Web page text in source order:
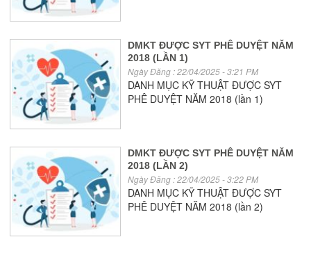
DMKT ĐƯỢC SYT PHÊ DUYỆT NĂM
2018 (LẦN 1)
Ngày Đăng : 22/04/2025 - 3:21 PM
DANH MỤC KỸ THUẬT ĐƯỢC SYT
PHÊ DUYỆT NĂM 2018 (lần 1)
DMKT ĐƯỢC SYT PHÊ DUYỆT NĂM
2018 (LẦN 2)
Ngày Đăng : 22/04/2025 - 3:22 PM
DANH MỤC KỸ THUẬT ĐƯỢC SYT
PHÊ DUYỆT NĂM 2018 (lần 2)